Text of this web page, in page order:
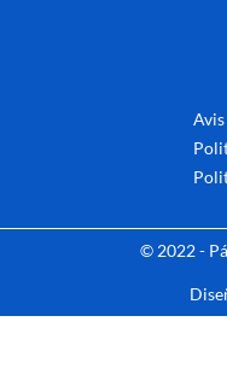
Avis
© 2022 -